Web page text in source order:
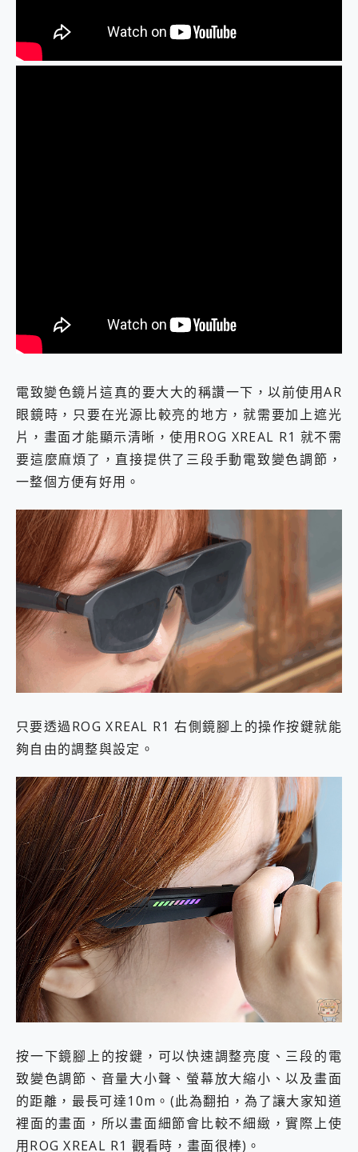
電致變色鏡片這真的要大大的稱讚一下，以前使用AR
眼鏡時，只要在光源比較亮的地方，就需要加上遮光
片，畫面才能顯示清晰，使用ROG XREAL R1 就不需
要這麼麻煩了，直接提供了三段手動電致變色調節，
一整個方便有好用。
只要透過ROG XREAL R1 右側鏡腳上的操作按鍵就能
夠自由的調整與設定。
按一下鏡腳上的按鍵，可以快速調整亮度、三段的電
致變色調節、音量大小聲、螢幕放大縮小、以及畫面
的距離，最長可達10m。(此為翻拍，為了讓大家知道
裡面的畫面，所以畫面細節會比較不細緻，實際上使
用ROG XREAL R1 觀看時，畫面很棒)。